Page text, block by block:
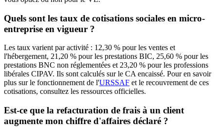
Quels sont les taux de cotisations sociales en micro-
entreprise en vigueur ?
Les taux varient par activité : 12,30 % pour les ventes et
l'hébergement, 21,20 % pour les prestations BIC, 25,60 % pour les
prestations BNC non réglementées et 23,20 % pour les professions
libérales CIPAV. Ils sont calculés sur le CA encaissé. Pour en savoir
plus sur le fonctionnement de l'URSSAF et le recouvrement de ces
cotisations, consultez les ressources officielles.
Est-ce que la refacturation de frais à un client
augmente mon chiffre d'affaires déclaré ?